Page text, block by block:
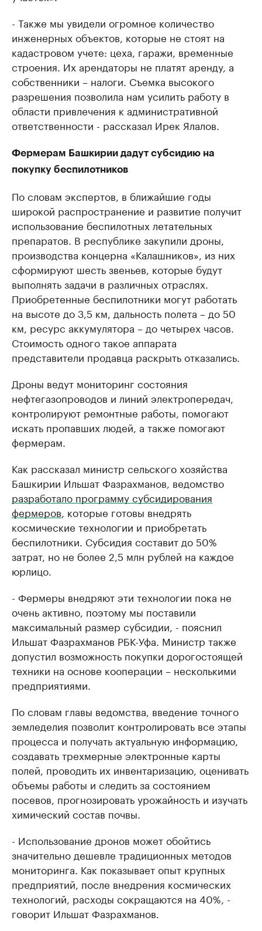
- Также мы увидели огромное количество
инженерных объектов, которые не стоят на
кадастровом учете: цеха, гаражи, временные
строения. Их арендаторы не платят аренду, а
собственники – налоги. Съемка высокого
разрешения позволила нам усилить работу в
области привлечения к административной
ответственности - рассказал Ирек Ялалов.
Фермерам Башкирии дадут субсидию на
покупку беспилотников
По словам экспертов, в ближайшие годы
широкой распространение и развитие получит
использование беспилотных летательных
препаратов. В республике закупили дроны,
производства концерна «Калашников», из них
сформируют шесть звеньев, которые будут
выполнять задачи в различных отраслях.
Приобретенные беспилотники могут работать
на высоте до 3,5 км, дальность полета – до 50
км, ресурс аккумулятора – до четырех часов.
Стоимость одного такое аппарата
представители продавца раскрыть отказались.
Дроны ведут мониторинг состояния
нефтегазопроводов и линий электропередач,
контролируют ремонтные работы, помогают
искать пропавших людей, а также помогают
фермерам.
Как рассказал министр сельского хозяйства
Башкирии Ильшат Фазрахманов, ведомство
разработало программу субсидирования
фермеров, которые готовы внедрять
космические технологии и приобретать
беспилотники. Субсидия составит до 50%
затрат, но не более 2,5 млн рублей на каждое
юрлицо.
- Фермеры внедряют эти технологии пока не
очень активно, поэтому мы поставили
максимальный размер субсидии, - пояснил
Ильшат Фазрахманов РБК-Уфа. Министр также
допустил возможность покупки дорогостоящей
техники на основе кооперации – несколькими
предприятиями.
По словам главы ведомства, введение точного
земледелия позволит контролировать все этапы
процесса и получать актуальную информацию,
создавать трехмерные электронные карты
полей, проводить их инвентаризацию, оценивать
объемы работы и следить за состоянием
посевов, прогнозировать урожайность и изучать
химический состав почвы.
- Использование дронов может обойтись
значительно дешевле традиционных методов
мониторинга. Как показывает опыт крупных
предприятий, после внедрения космических
технологий, расходы сокращаются на 40%, -
говорит Ильшат Фазрахманов.